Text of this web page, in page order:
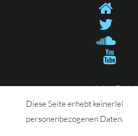
Kontakt / E-Mail
Diese Seite erhebt keinerlei
personenbezogenen Daten.